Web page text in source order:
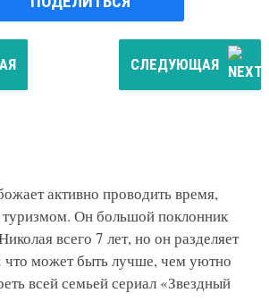
СЛЕДУЮЩАЯ
активно проводить время,
Он большой поклонник
всего 7 лет, но он разделяет
что может быть лучше, чем уютно
всей семьей сериал «Звездный